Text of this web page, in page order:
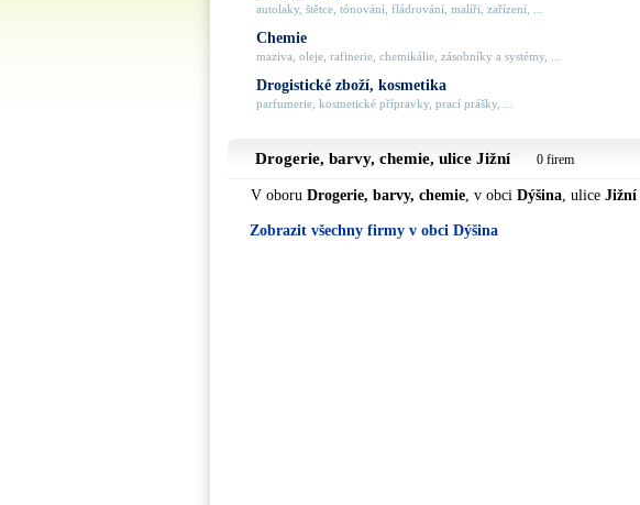
autolaky, štětce, tónování, fládrování, malíři, zařízení, ...
Chemie
maziva, oleje, rafinerie, chemikálie, zásobníky a systémy, ...
Drogistické zboží, kosmetika
parfumerie, kosmetické přípravky, prací prášky, ...
Drogerie, barvy, chemie, ulice Jižní 0 firem
V oboru Drogerie, barvy, chemie, v obci Dýšina, ulice Jižní
Zobrazit všechny firmy v obci Dýšina